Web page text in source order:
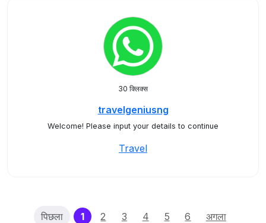
30 क्लिक्स
travelgeniusng
Welcome! Please input your details to continue
Travel
पिछला 1(current)
2 3 4 5 6 अगला